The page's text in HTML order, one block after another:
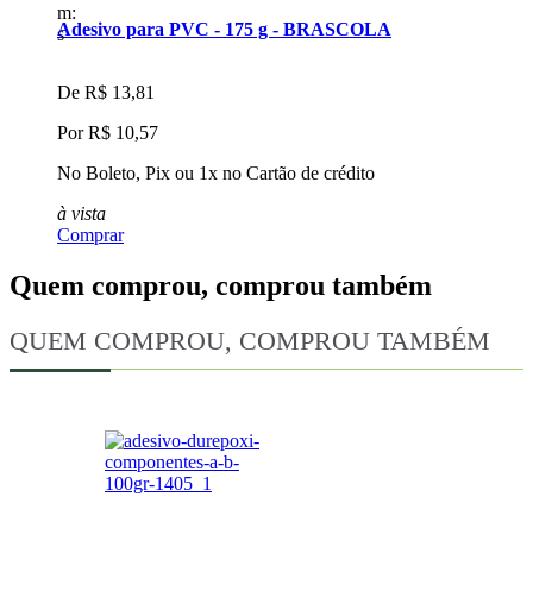
m:
s
Adesivo para PVC - 175 g - BRASCOLA
De R$ 13,81
PorR$ 10,57
No Boleto, Pix ou 1x no Cartão de crédito
à vista
Comprar
Quem comprou, comprou também
QUEM COMPROU, COMPROU TAMBÉM